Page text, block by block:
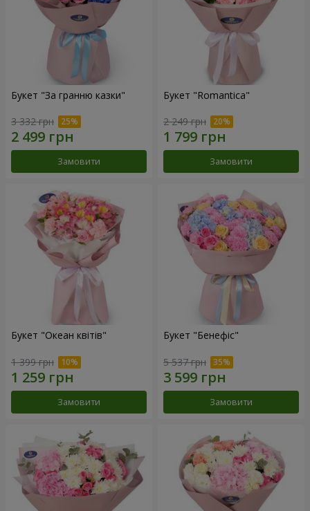
Букет "За гранню казки"
3 332 грн
Замовити
Букет "Romantica"
2 249 грн
Замовити
Букет "Океан квітів"
1 399 грн
Замовити
Букет "Бенефіс"
5 537 грн
Замовити